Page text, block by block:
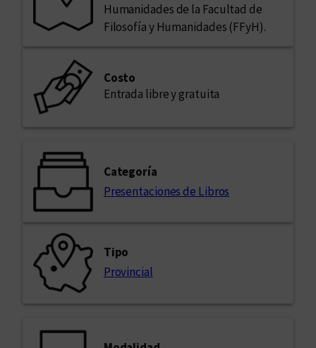
Humanidades de la Facultad de
Filosofía y Humanidades (FFyH).
Costo
Entrada libre y gratuita
Categoría
Presentaciones de Libros
Tipo
Provincial